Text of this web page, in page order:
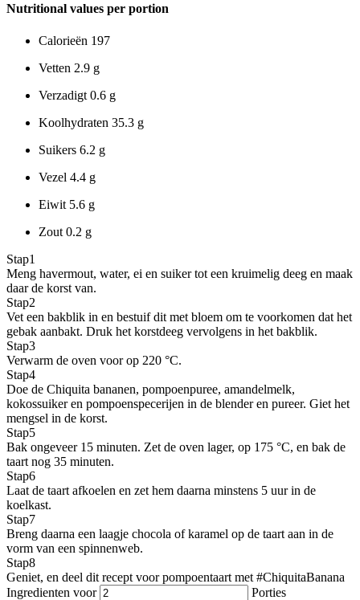
Nutritional values per portion
Calorieën 197
Vetten 2.9 g
Verzadigt 0.6 g
Koolhydraten 35.3 g
Suikers 6.2 g
Vezel 4.4 g
Eiwit 5.6 g
Zout 0.2 g
Stap1
Meng havermout, water, ei en suiker tot een kruimelig deeg en maak
daar de korst van.
Stap2
Vet een bakblik in en bestuif dit met bloem om te voorkomen dat het
gebak aanbakt. Druk het korstdeeg vervolgens in het bakblik.
Stap3
Verwarm de oven voor op 220 °C.
Stap4
Doe de Chiquita bananen, pompoenpuree, amandelmelk,
kokossuiker en pompoenspecerijen in de blender en pureer. Giet het
mengsel in de korst.
Stap5
Bak ongeveer 15 minuten. Zet de oven lager, op 175 °C, en bak de
taart nog 35 minuten.
Stap6
Laat de taart afkoelen en zet hem daarna minstens 5 uur in de
koelkast.
Stap7
Breng daarna een laagje chocola of karamel op de taart aan in de
vorm van een spinnenweb.
Stap8
Geniet, en deel dit recept voor pompoentaart met #ChiquitaBanana
Ingredienten voor
Porties